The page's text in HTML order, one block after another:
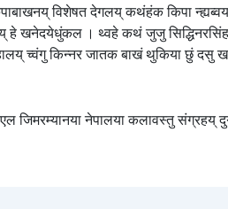
विशेषत देगलय् कथंहंक किपा
हे खनेदयेधुंकल । थ्वहे कथं जुजु
च्वंगु किन्नर जातक बाखं थुकिया छुं दसु
जिमरम्यानया नेपालया कलावस्तु संग्रहय्